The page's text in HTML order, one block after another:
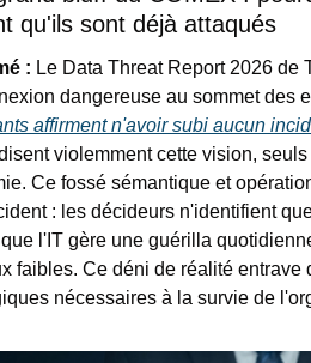
qu'ils sont déjà attaqués
: Le Data Threat Report 2026 de
dangereuse au sommet des
affirment n'avoir subi aucun
violemment cette vision,
Ce fossé sémantique et
: les décideurs n'identifient
l'IT gère une guérilla
faibles. Ce déni de réalité entrave
nécessaires à la survie de